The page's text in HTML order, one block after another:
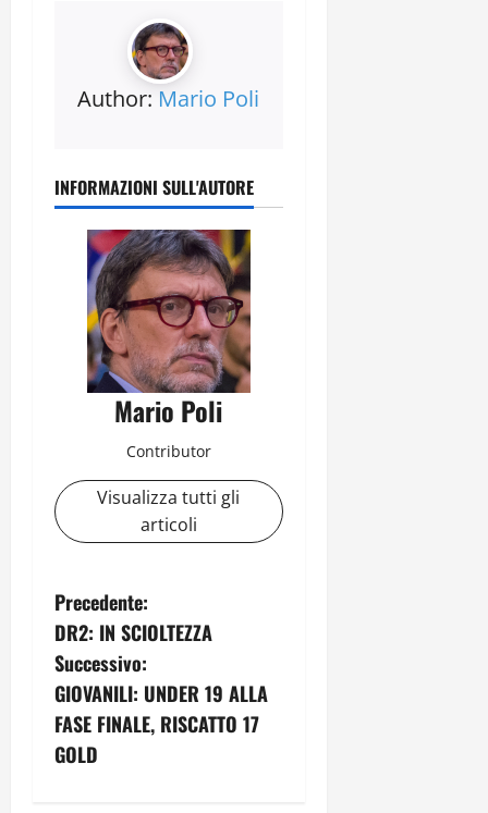
Author: Mario Poli
INFORMAZIONI SULL'AUTORE
Mario Poli
Contributor
Visualizza tutti gli
articoli
N
a
v
i
Precedente:
DR2: IN SCIOLTEZZA
Successivo:
GIOVANILI: UNDER 19 ALLA
FASE FINALE, RISCATTO 17
GOLD